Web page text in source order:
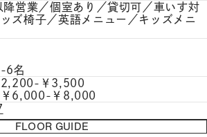
降営業／個室あり／貸切可／車いす対
ズ椅子／英語メニュー／キッズメニ
6名
￥3,500
6,000-￥8,000
FLOOR GUIDE